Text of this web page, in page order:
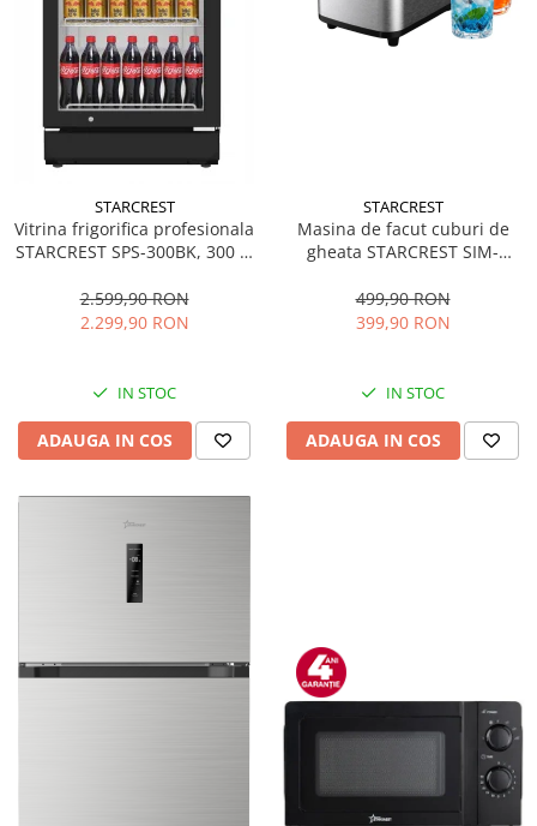
STARCREST
Vitrina frigorifica profesionala
STARCREST SPS-300BK, 300 L,
LED, H 169.5 cm, Negru
2.599,90 RON
2.299,90 RON
IN STOC
ADAUGA IN COS
STARCREST
Masina de facut cuburi de
gheata STARCREST SIM-
12Kg/24h, Cos gheata
detasabil, Rezervor apa 0.8 l,
499,90 RON
399,90 RON
IN STOC
ADAUGA IN COS